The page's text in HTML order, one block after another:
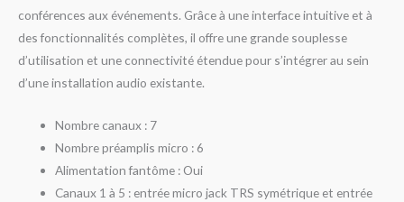
conférences aux événements. Grâce à une interface intuitive et à
des fonctionnalités complètes, il offre une grande souplesse
d’utilisation et une connectivité étendue pour s’intégrer au sein
d’une installation audio existante.
Nombre canaux : 7
Nombre préamplis micro : 6
Alimentation fantôme : Oui
Canaux 1 à 5 : entrée micro jack TRS symétrique et entrée